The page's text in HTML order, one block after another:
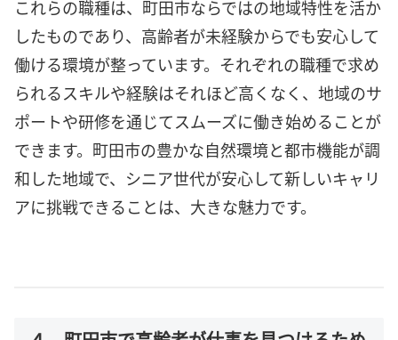
これらの職種は、町田市ならではの地域特性を活か
したものであり、高齢者が未経験からでも安心して
働ける環境が整っています。それぞれの職種で求め
られるスキルや経験はそれほど高くなく、地域のサ
ポートや研修を通じてスムーズに働き始めることが
できます。町田市の豊かな自然環境と都市機能が調
和した地域で、シニア世代が安心して新しいキャリ
アに挑戦できることは、大きな魅力です。